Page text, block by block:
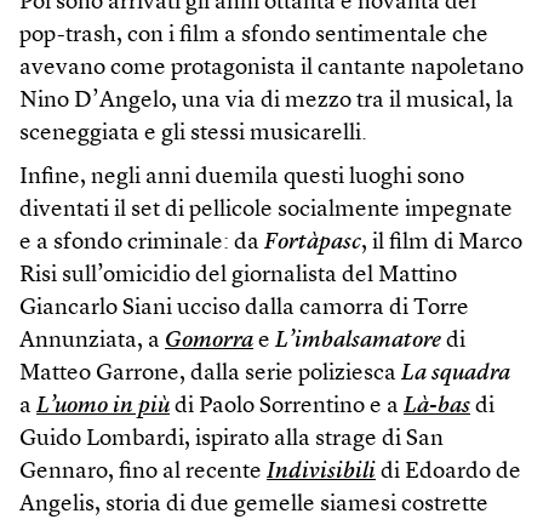
pop-trash, con i film a sfondo sentimentale che
avevano come protagonista il cantante napoletano
Nino D’Angelo, una via di mezzo tra il musical, la
sceneggiata e gli stessi musicarelli.
Infine, negli anni duemila questi luoghi sono
diventati il set di pellicole socialmente impegnate
e a sfondo criminale: da Fortàpasc, il film di Marco
Risi sull’omicidio del giornalista del Mattino
Giancarlo Siani ucciso dalla camorra di Torre
Annunziata, a Gomorra e L’imbalsamatore di
Matteo Garrone, dalla serie poliziesca La squadra
a L’uomo in più di Paolo Sorrentino e a Là-bas di
Guido Lombardi, ispirato alla strage di San
Gennaro, fino al recente Indivisibili di Edoardo de
Angelis, storia di due gemelle siamesi costrette